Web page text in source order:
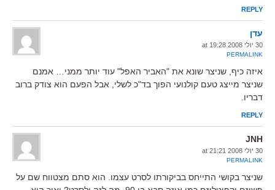
REPLY
עדן
30 יולי 2008 at 19:28
PERMALINK
איזה כיף, שניצר שונא את "האביר האפל" עוד יותר ממני… אמנם
שניצר מייצג טעם קולנועי הפוך בד"כ לשלי, אבל הפעם הוא צודק ברוב
דבריו.
REPLY
JNH
30 יולי 2008 at 21:21
PERMALINK
שניצר בקושי התייחס בביקורתו לסרט עצמו. הוא סתם מצטווח שם על